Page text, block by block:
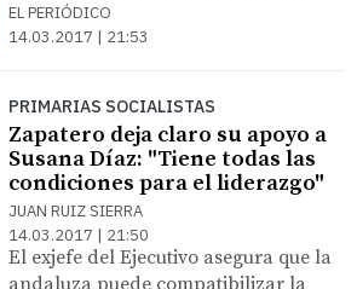
EL PERIÓDICO
14.03.2017 | 21:53
PRIMARIAS SOCIALISTAS
Zapatero deja claro su apoyo a
Susana Díaz: "Tiene todas las
condiciones para el liderazgo"
JUAN RUIZ SIERRA
14.03.2017 | 21:50
El exjefe del Ejecutivo asegura que la
andaluza puede compatibilizar la